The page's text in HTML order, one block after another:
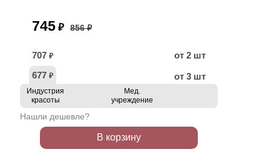
745 ₽ 856 ₽
707 ₽
от 2 шт
677 ₽ от 3 шт
Индустрия
красоты
Мед.
учреждение
Нашли дешевле?
В корзину